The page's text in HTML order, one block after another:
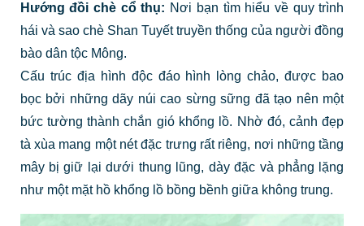
Hướng đồi chè cổ thụ: Nơi bạn tìm hiểu về quy trình
hái và sao chè Shan Tuyết truyền thống của người đồng
bào dân tộc Mông.
Cấu trúc địa hình độc đáo hình lòng chảo, được bao
bọc bởi những dãy núi cao sừng sững đã tạo nên một
bức tường thành chắn gió khổng lồ. Nhờ đó, cảnh đẹp
tà xùa mang một nét đặc trưng rất riêng, nơi những tầng
mây bị giữ lại dưới thung lũng, dày đặc và phẳng lặng
như một mặt hồ khổng lồ bồng bềnh giữa không trung.